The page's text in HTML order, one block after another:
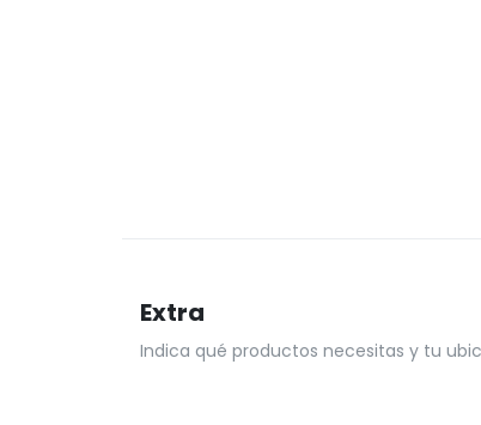
Extra
Indica qué productos necesitas y tu